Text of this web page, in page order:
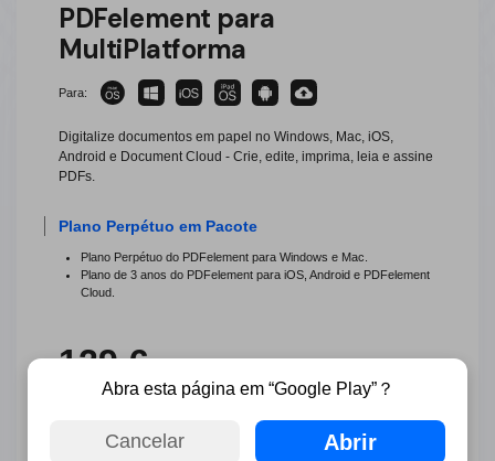
PDFelement para
MultiPlatforma
Para:
Digitalize documentos em papel no Windows, Mac, iOS,
Android e Document Cloud - Crie, edite, imprima, leia e assine
PDFs.
Plano Perpétuo em Pacote
Plano Perpétuo do PDFelement para Windows e Mac.
Plano de 3 anos do PDFelement para iOS, Android e PDFelement
Cloud.
129 € 463 €
GANHE DESCONTO
Abra esta página em “Google Play”？
Cancelar Abrir